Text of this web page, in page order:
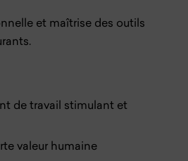
et maîtrise des outils
de travail stimulant et
valeur humaine